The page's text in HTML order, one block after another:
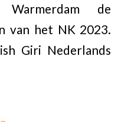
Warmerdam de
van het NK 2023.
Giri Nederlands